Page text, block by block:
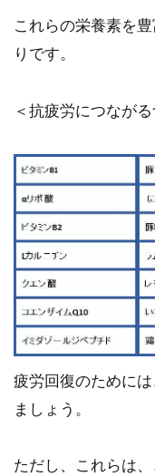
これらの栄養素を
りです。
＜抗疲労につなが
疲労回復のために
ましょう。
ただし、これらは